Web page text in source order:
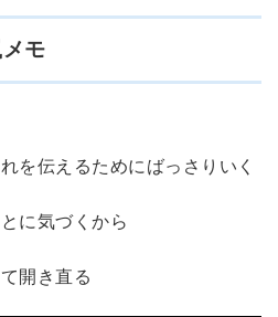
モ
を伝えるためにばっさりいく
に気づくから
開き直る